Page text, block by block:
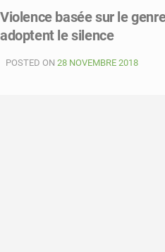
un
marabout
la
Violence basée sur le
adoptent le silence
POSTED ON 28 NOVEMBRE 2018